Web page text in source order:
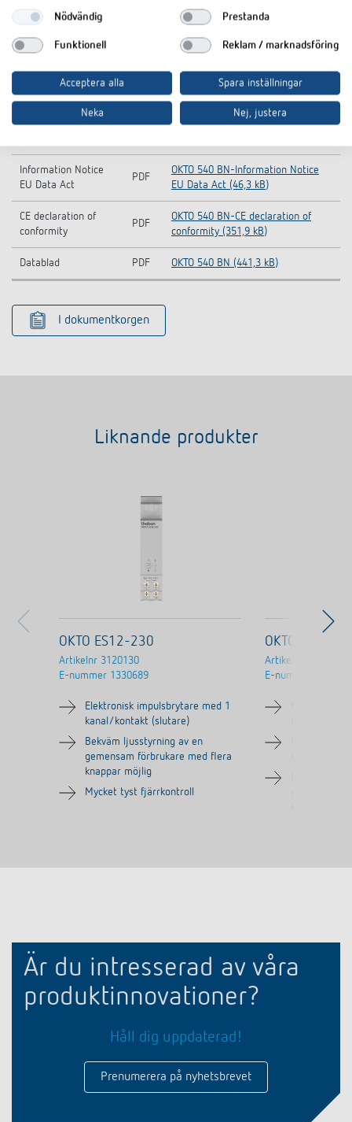
Nedladdningar
OKTO 540 BN-Operating
Information Notice
EU Data Act
PDF
OKTO 540 BN-Information Notice
EU Data Act (46,3 kB)
CE declaration of
conformity
PDF
OKTO 540 BN-CE declaration of
conformity (351,9 kB)
Datablad PDF OKTO 540 BN (441,3 kB)
I dokumentkorgen
Liknande produkter
OKTO ES12-230
Artikelnr 3120130
E-nummer 1330689
Elektronisk impulsbrytare med 1
kanal/kontakt (slutare)
Bekväm ljusstyrning av en
gemensam förbrukare med flera
knappar möjlig
Mycket tyst fjärrkontroll
OKTO ES12-UC
Artikelnr
E-nummer
Är du intresserad av våra
produktinnovationer?
Håll dig uppdaterad!
Prenumerera på nyhetsbrevet
Nödvändig Prestanda
Funktionell Reklam / marknadsföring
Acceptera alla Spara inställningar
Neka Nej, justera